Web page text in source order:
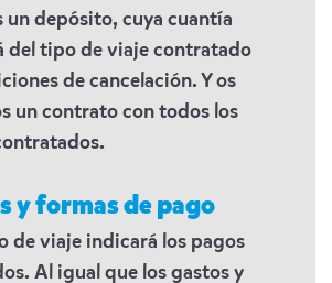
un depósito, cuya cuantía
del tipo de viaje contratado
de cancelación. Y os
un contrato con todos los
y formas de pago
de viaje indicará los pagos
Al igual que los gastos y